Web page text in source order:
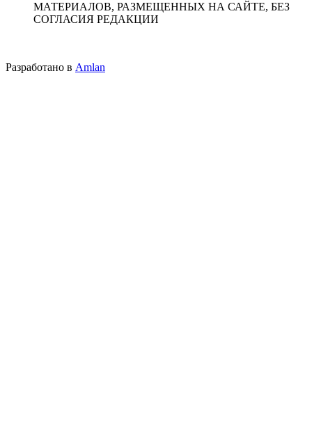
МАТЕРИАЛОВ, РАЗМЕЩЕННЫХ НА САЙТЕ, БЕЗ
СОГЛАСИЯ РЕДАКЦИИ
Разработано в Amlan